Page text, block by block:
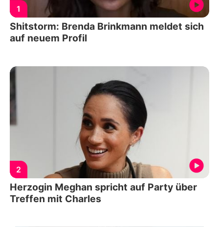
1
Shitstorm: Brenda Brinkmann meldet sich
auf neuem Profil
2
Herzogin Meghan spricht auf Party über
Treffen mit Charles